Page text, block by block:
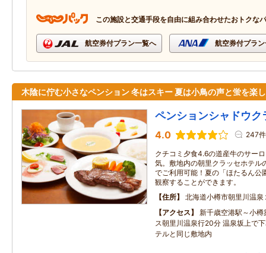
この施設と交通手段を自由に組み合わせたおトクな
航空券付プラン一覧へ 航空券付プラ
木陰に佇む小さなペンション 冬はスキー 夏は小鳥の声と蛍を楽
ペンションシャドウク
4.0 247件
クチコミ夕食4.6の道産牛のサー
気。敷地内の朝里クラッセホテル
でご利用可能！夏の「ほたるん公
観察することができます。
住所
北海道小樽市朝里川温泉
アクセス
新千歳空港駅～小樽
ス朝里川温泉行20分 温泉坂上で
テルと同じ敷地内